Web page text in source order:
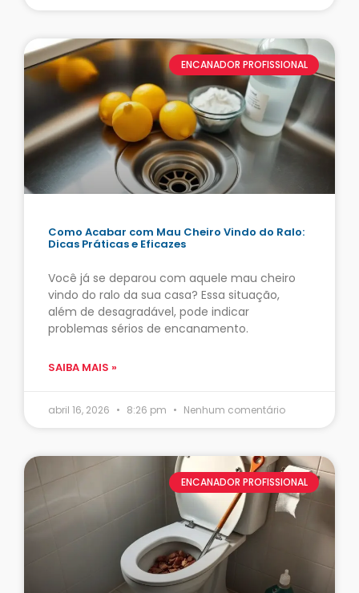
ENCANADOR PROFISSIONAL
Como Acabar com Mau Cheiro Vindo do Ralo:
Dicas Práticas e Eficazes
Você já se deparou com aquele mau cheiro
vindo do ralo da sua casa? Essa situação,
além de desagradável, pode indicar
problemas sérios de encanamento.
SAIBA MAIS »
abril 16, 2026 8:26 pm Nenhum comentário
ENCANADOR PROFISSIONAL